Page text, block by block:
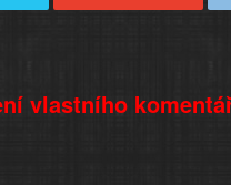
vlastního